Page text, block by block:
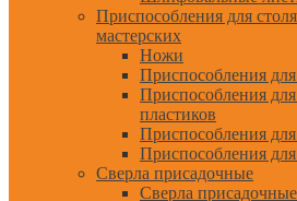
Приспособления для
мастерских
Ножи
Приспособления
Приспособления
пластиков
Приспособления
Приспособления
Сверла присадочные
Сверла